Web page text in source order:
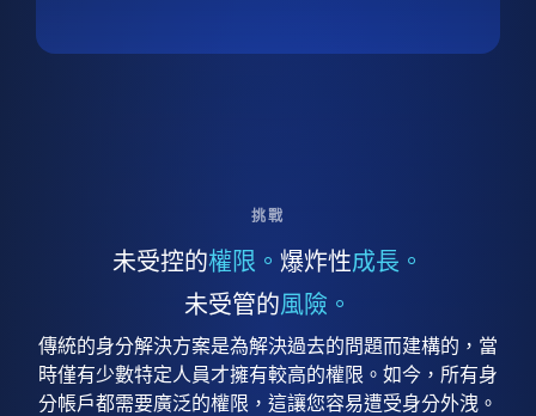
挑戰
未受控的權限。 爆炸性成長。
未受管的風險。
傳統的身分解決方案是為解決過去的問題而建構的，當
時僅有少數特定人員才擁有較高的權限。如今，所有身
分帳戶都需要廣泛的權限，這讓您容易遭受身分外洩。